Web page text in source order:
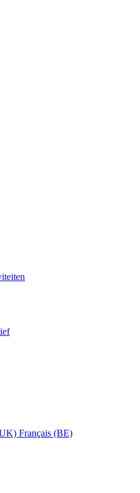
Français (BE)